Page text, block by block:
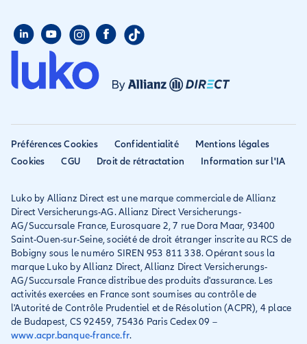
Assurance colocataire
Assurance étudiant
Assurance PVT
Assurance rapatriement
Mon compte
Déclarer un sinistre
habitation
Résilier ancien assureur
Presse
Avis
Allianz travel devient
Eurofil rejoint Allianz
Conditions générales et
IPID
Préférences Cookies Confidentialité
Mentions légales
Cookies
CGU Droit de rétractation Information sur l'IA
Luko by Allianz Direct est une marque commerciale de Allianz
Direct Versicherungs-AG. Allianz Direct Versicherungs-
AG/Succursale France, Eurosquare 2, 7 rue Dora Maar, 93400
Saint-Ouen-sur-Seine, société de droit étranger inscrite au RCS de
Bobigny sous le numéro SIREN 953 811 338. Opérant sous la
marque Luko by Allianz Direct, Allianz Direct Versicherungs-
AG/Succursale France distribue des produits d'assurance. Les
activités exercées en France sont soumises au contrôle de
l'Autorité de Contrôle Prudentiel et de Résolution (ACPR), 4 place
de Budapest, CS 92459, 75436 Paris Cedex 09 –
www.acpr.banque-france.fr.